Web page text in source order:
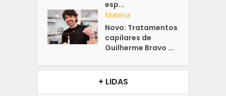
esp...
Matéria
Novo: Tratamentos
capilares de
Guilherme Bravo ...
+ LIDAS